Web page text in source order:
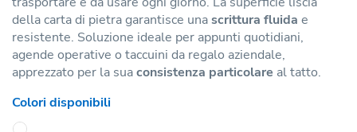
della carta di pietra garantisce unascrittura fluida e
resistente. Soluzione ideale per appunti quotidiani,
agende operative o taccuini da regalo aziendale,
apprezzato per la suaconsistenza particolare al tatto.
Colori disponibili